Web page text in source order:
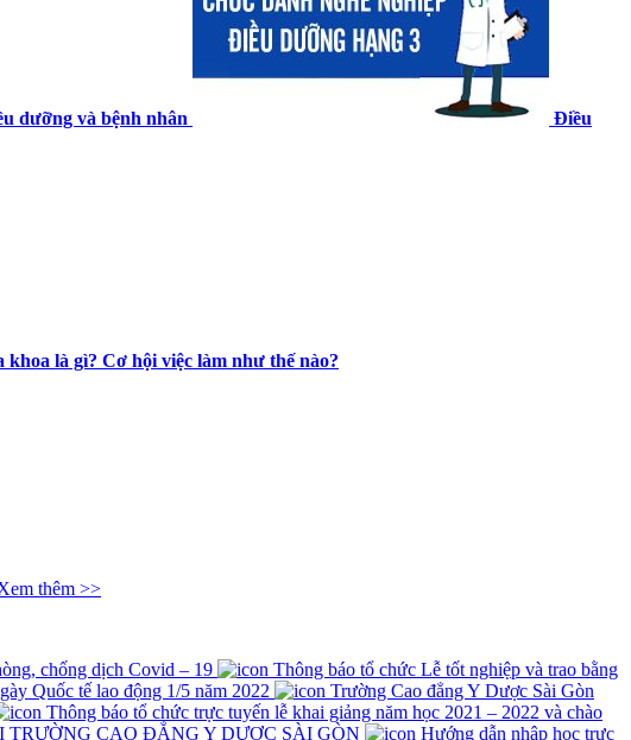
dưỡng và bệnh nhân Điều
là gì? Cơ hội việc làm như thế nào?
thêm >>
chống dịch Covid – 19
Thông báo tổ chức Lễ tốt nghiệp và trao bằng
Quốc tế lao động 1/5 năm 2022
Trường Cao đẳng Y Dược Sài Gòn
Thông báo tổ chức trực tuyến lễ khai giảng năm học 2021 – 2022 và chào
CAO ĐẲNG Y DƯỢC SÀI GÒN Hướng dẫn nhập học trực